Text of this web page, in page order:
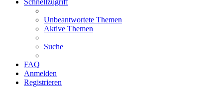
Schnellzugriff
Unbeantwortete Themen
Aktive Themen
Suche
FAQ
Anmelden
Registrieren